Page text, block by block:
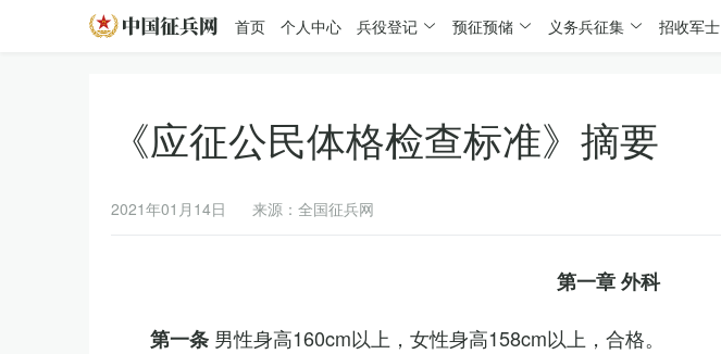
首页 个人中心 兵役登记 预征预储 义务兵征集 招收军士
《应征公民体格检查标准》摘要
2021年01月14日 来源：全国征兵网
第一章 外科
第一条 男性身高160cm以上，女性身高158cm以上，合格。